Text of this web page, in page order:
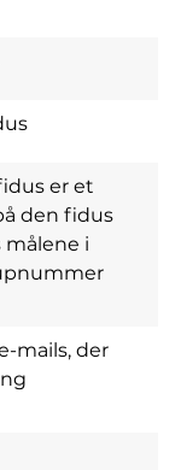
er et
den fidus
i
mails, der